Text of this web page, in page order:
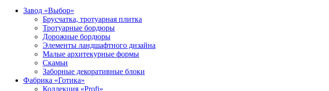
Завод «Выбор»
Брусчатка, тротуарная плитка
Тротуарные бордюры
Дорожные бордюры
Элементы ландшафтного дизайна
Малые архитекурные формы
Скамьи
Заборные декоративные блоки
Фабрика «Готика»
Коллекция «Profi»